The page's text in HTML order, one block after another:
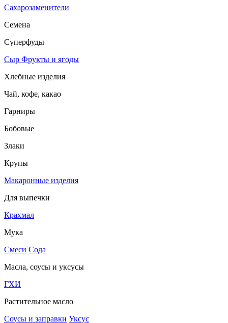
Сахарозаменители
Семена
Суперфуды
Сыр Фрукты и ягоды
Хлебные изделия
Чай, кофе, какао
Гарниры
Бобовые
Злаки
Крупы
Макаронные изделия
Для выпечки
Крахмал
Мука
Смеси Сода
Масла, соусы и уксусы
ГХИ
Растительное масло
Соусы и заправки Уксус